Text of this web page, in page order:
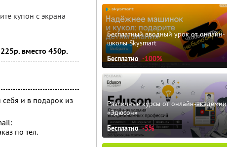
купон с экрана
225р. вместо 450р.
себя и в подарок из
по тел.
Бесплатный вводный урок от онлайн-
школы Skysmart
Бесплатно -100%
Различные курсы от онлайн-академии
«Эдюсон»
Бесплатно -5%